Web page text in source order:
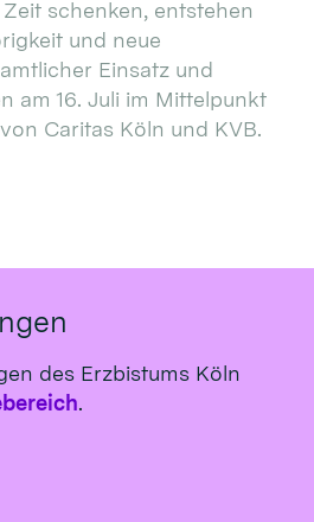
schenken, entstehen
und neue
Einsatz und
am 16. Juli im Mittelpunkt
Caritas Köln und KVB.
des Erzbistums Köln
.